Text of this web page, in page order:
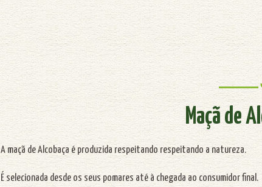
Maçã de
A maçã de Alcobaça é produzida respeitando respeitando a natureza.
É selecionada desde os seus pomares até à chegada ao consumidor final.